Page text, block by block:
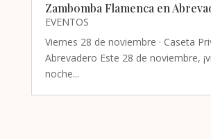
Zambomba Flamenca en
EVENTOS
Viernes 28 de noviembre · Caseta
Abrevadero Este 28 de noviembre,
noche...